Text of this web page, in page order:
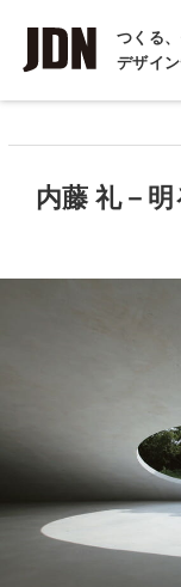
つくる
デザイ
インタビュー
内藤 礼－